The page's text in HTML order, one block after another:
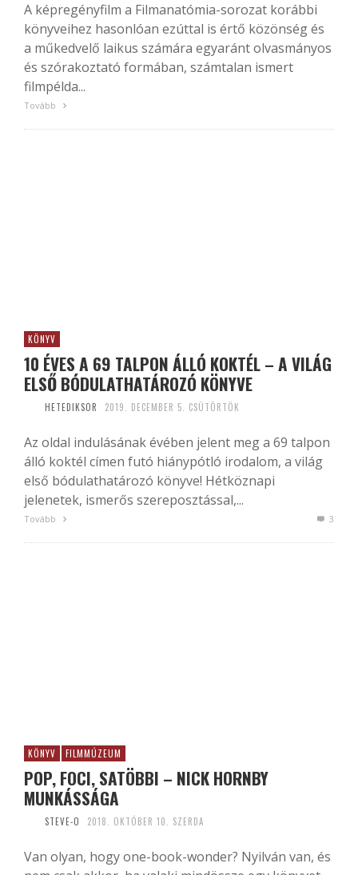
A képregényfilm a Filmanatómia-sorozat korábbi
könyveihez hasonlóan ezúttal is értő közönség és
a műkedvelő laikus számára egyaránt olvasmányos
és szórakoztató formában, számtalan ismert
filmpélda...
Tovább
KÖNYV
10 ÉVES A 69 TALPON ÁLLÓ KOKTÉL – A VILÁG
ELSŐ BÓDULATHATÁROZÓ KÖNYVE
HETEDIKSOR 2019. DECEMBER 5. CSÜTÖRTÖK
Az oldal indulásának évében jelent meg a 69 talpon
álló koktél címen futó hiánypótló irodalom, a világ
első bódulathatározó könyve! Hétköznapi
jelenetek, ismerős szereposztással,...
Tovább 3
KÖNYV FILMMÚZEUM
POP, FOCI, SATÖBBI – NICK HORNBY
MUNKÁSSÁGA
STEVE-O 2018. OKTÓBER 10. SZERDA
Van olyan, hogy one-book-wonder? Nyilván van, és